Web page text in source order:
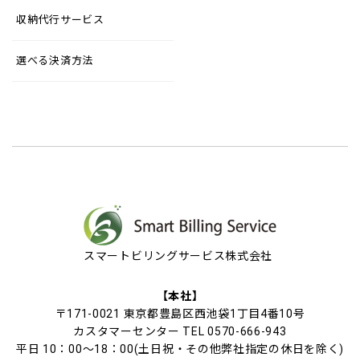
収納代行サービス
選べる決済方法
スマートビリングサービス株式会社
【本社】
〒171-0021 東京都豊島区西池袋1丁目4番10号
カスタマーセンター TEL 0570-666-943
平日 10：00～18：00(土日祝・その他弊社指定の休日を除く)